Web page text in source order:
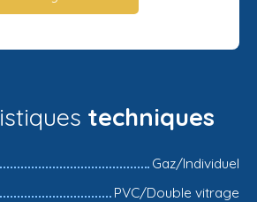
techniques
Gaz/Individuel
PVC/Double vitrage